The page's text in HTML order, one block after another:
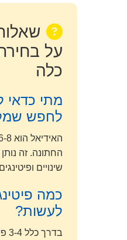
על
כלה
מתי כדאי
לחפש
החתונה. זה
שינויים
כמה
לעשות?